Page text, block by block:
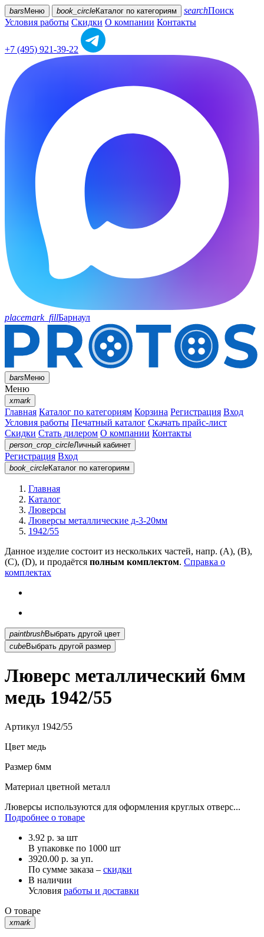
bars Меню book_circleКаталог по категориям searchПоиск
Условия работы Скидки О компании Контакты
+7 (495) 921-39-22
placemark_fillБарнаул
barsМеню
Меню
xmark
Главная Каталог по категориям Корзина Регистрация Вход
Условия работы Печатный каталог Скачать прайс-лист
Скидки Стать дилером О компании Контакты
person_crop_circleЛичный кабинет
Регистрация Вход
book_circleКаталог по категориям
Главная
Каталог
Люверсы
Люверсы металлические д-3-20мм
1942/55
Данное изделие состоит из нескольких частей, напр. (А), (B),
(С), (D), и продаётся полным комплектом. Справка о
комплектах
paintbrush
Выбрать другой цвет
cubeВыбрать другой размер
Люверс металлический 6мм
медь 1942/55
Артикул 1942/55
Цвет медь
Размер 6мм
Материал цветной металл
Люверсы используются для оформления круглых отверс...
Подробнее о товаре
3.92 р. за шт
В упаковке по 1000 шт
3920.00 р. за уп.
По сумме заказа – скидки
В наличии
Условия работы и доставки
О товаре
xmark